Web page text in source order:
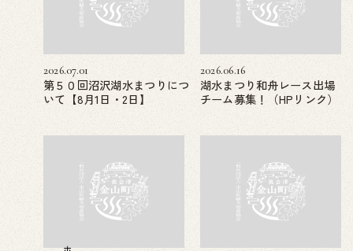
2026.07.01
第５０回沼沢湖水まつりにつ
いて【8月1日・2日】
2026.06.16
湖水まつり和舟レース出場
チーム募集！（HPリンク）